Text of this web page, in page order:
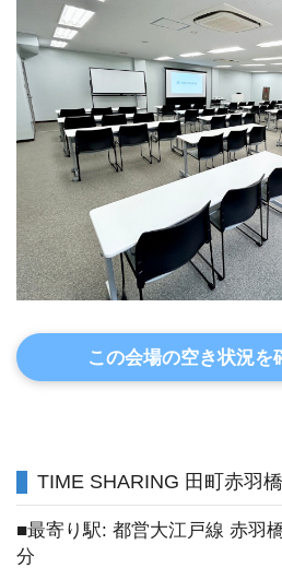
この会場の空き状況を
TIME SHARING 田町赤羽
■最寄り駅: 都営大江戸線 赤羽
分